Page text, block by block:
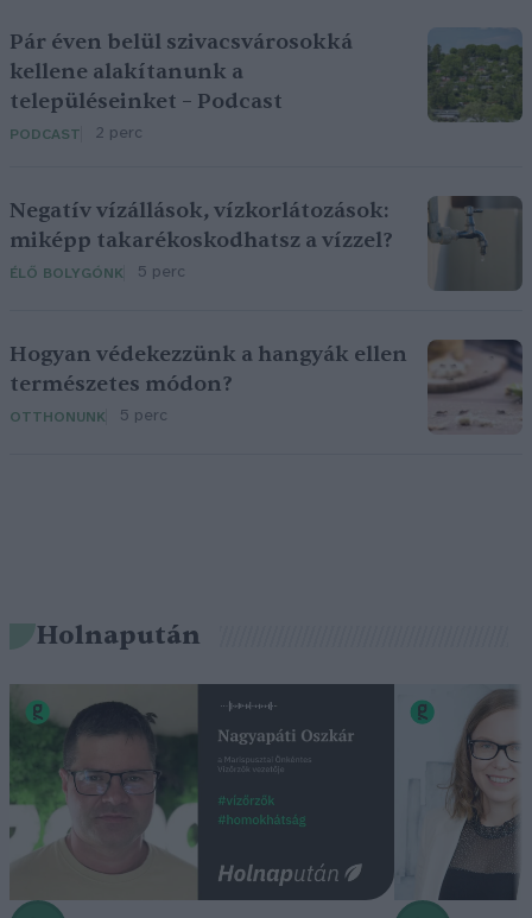
Pár éven belül szivacsvárosokká
kellene alakítanunk a
településeinket – Podcast
PODCAST 2 perc
Negatív vízállások, vízkorlátozások:
miképp takarékoskodhatsz a vízzel?
ÉLŐ BOLYGÓNK 5 perc
Hogyan védekezzünk a hangyák ellen
természetes módon?
OTTHONUNK 5 perc
Holnapután